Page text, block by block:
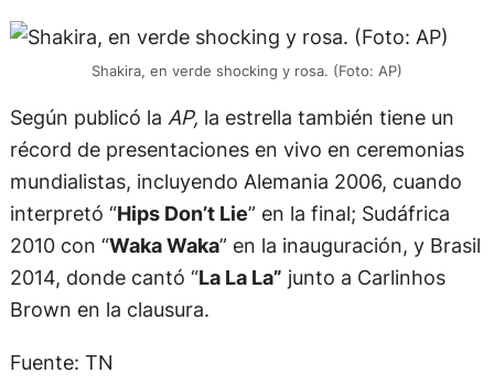
Shakira, en verde shocking y rosa. (Foto: AP)
Según publicó la AP, la estrella también tiene un
récord de presentaciones en vivo en ceremonias
mundialistas, incluyendo Alemania 2006, cuando
interpretó “Hips Don’t Lie” en la final; Sudáfrica
2010 con “Waka Waka” en la inauguración, y Brasil
2014, donde cantó “La La La” junto a Carlinhos
Brown en la clausura.
Fuente: TN